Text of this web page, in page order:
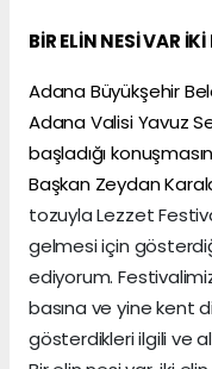
BİR ELİN NESİ VAR İKİ
Adana Büyükşehir
Adana Valisi Yavuz
başladığı
Başkan Zeydan
tozuyla Lezzet
gelmesi için
ediyorum.
basına ve yine kent
gösterdikleri ilgili ve